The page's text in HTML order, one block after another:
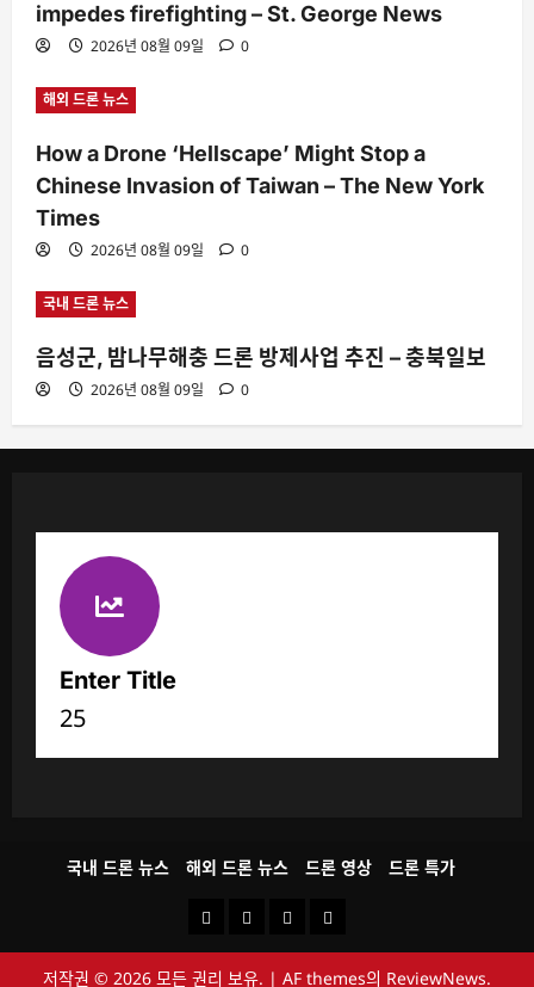
impedes firefighting – St. George News
2026년 08월 09일 0
해외 드론 뉴스
How a Drone ‘Hellscape’ Might Stop a
Chinese Invasion of Taiwan – The New York
Times
2026년 08월 09일 0
국내 드론 뉴스
음성군, 밤나무해충 드론 방제사업 추진 – 충북일보
2026년 08월 09일 0
Enter Title
25
국내 드론 뉴스 해외 드론 뉴스 드론 영상 드론 특가
국
내
해
외
드
론
드
론
저작권 © 2026 모든 권리 보유. | AF themes의 ReviewNews.